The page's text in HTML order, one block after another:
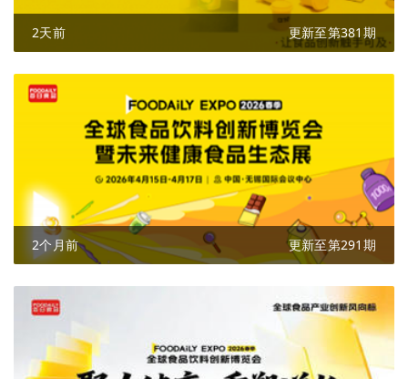
2天前 更新至第381期
2个月前 更新至第291期